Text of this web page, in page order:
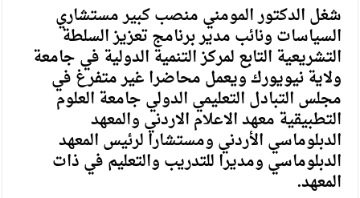
شغل الدكتور المومني منصب كبير مستشاري
السياسات ونائب مدير برنامج تعزيز السلطة
التشريعية التابع لمركز التنمية الدولية في جامعة
ولاية نيويورك ويعمل محاضرا غير متفرغ في
مجلس التبادل التعليمي الدولي جامعة العلوم
التطبيقية معهد الاعلام الاردني والمعهد
الدبلوماسي الأردني ومستشارا لرئيس المعهد
الدبلوماسي ومديرا للتدريب والتعليم في ذات
المعهد.